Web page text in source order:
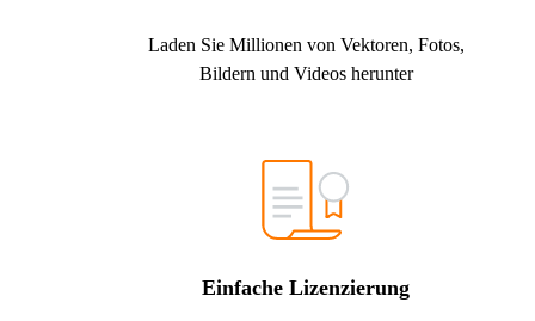
Laden Sie Millionen von Vektoren, Fotos,
Bildern und Videos herunter
Einfache Lizenzierung